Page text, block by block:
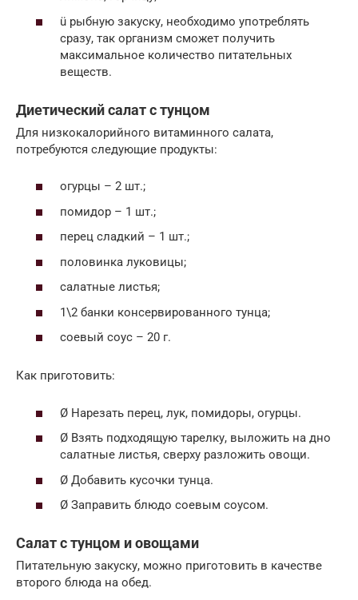
ü рыбную закуску, необходимо употреблять
сразу, так организм сможет получить
максимальное количество питательных
веществ.
Диетический салат с тунцом
Для низкокалорийного витаминного салата,
потребуются следующие продукты:
огурцы – 2 шт.;
помидор – 1 шт.;
перец сладкий – 1 шт.;
половинка луковицы;
салатные листья;
1\2 банки консервированного тунца;
соевый соус – 20 г.
Как приготовить:
Ø Нарезать перец, лук, помидоры, огурцы.
Ø Взять подходящую тарелку, выложить на дно
салатные листья, сверху разложить овощи.
Ø Добавить кусочки тунца.
Ø Заправить блюдо соевым соусом.
Салат с тунцом и овощами
Питательную закуску, можно приготовить в качестве
второго блюда на обед.